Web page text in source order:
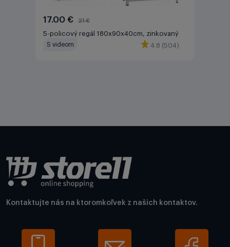
17.00 € 21 €
5-policový regál 180x90x40cm, zinkovaný
S videom 4.8 (504)
Kontaktujte nás na ktoromkoľvek z našich kontaktov.